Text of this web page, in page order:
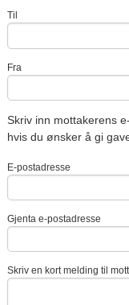
Til
Fra
Skriv inn mottakerens
hvis du ønsker å gi
E-postadresse
Gjenta e-postadresse
Skriv en kort melding til